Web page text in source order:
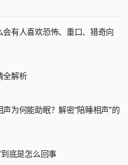
会有人喜欢恐怖、重口、猎奇向
全解析
为何能助眠？解密“陪睡相声”的
底是怎么回事